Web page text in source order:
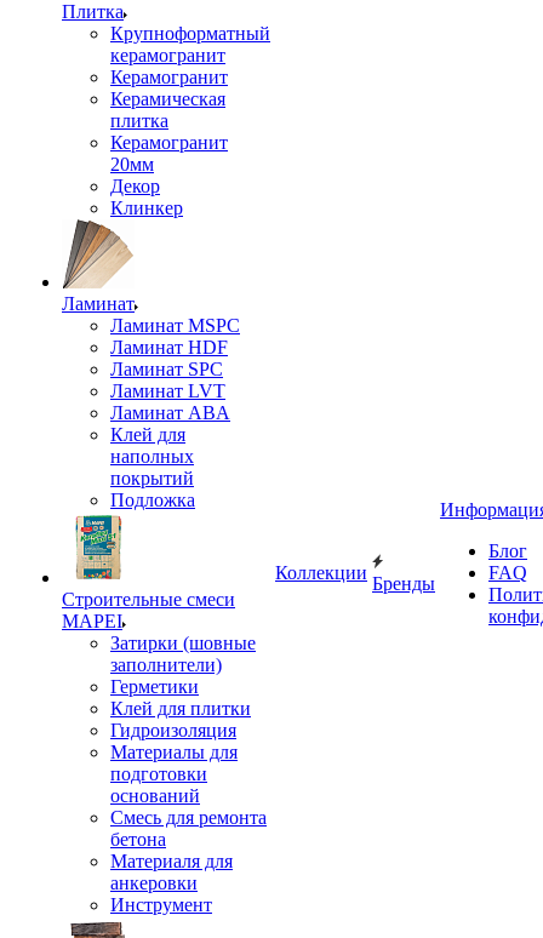
Плитка
Крупноформатный
керамогранит
Керамогранит
Керамическая
плитка
Керамогранит
20мм
Декор
Клинкер
Ламинат
Ламинат MSPC
Ламинат HDF
Ламинат SPC
Ламинат LVT
Ламинат ABA
Клей для
наполных
покрытий
Подложка
Строительные смеси
MAPEI
Затирки (шовные
заполнители)
Герметики
Клей для плитки
Гидроизоляция
Материалы для
подготовки
оснований
Смесь для ремонта
бетона
Материаля для
анкеровки
Инструмент
Коллекции
Бренды
Блог
FAQ